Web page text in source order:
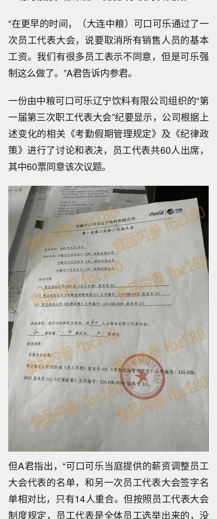
“在更早的时间，（大连中粮）可口可乐通过了一
次员工代表大会，说要取消所有销售人员的基本
工资。我们有很多员工表示不同意，但是可乐强
制这么做了。”A君告诉内参君。
一份由中粮可口可乐辽宁饮料有限公司组织的“第
一届第三次职工代表大会”纪要显示，公司根据上
述变化的相关《考勤假期管理规定》及《纪律政
策》进行了讨论和表决，员工代表共60人出席，
其中60票同意该次议题。
但A君指出，“可口可乐当庭提供的薪资调整员工
大会代表的名单，和另一次员工代表大会签字名
单相对比，只有14人重合。但按照员工代表大会
制度规定，员工代表是全体员工选举出来的，没